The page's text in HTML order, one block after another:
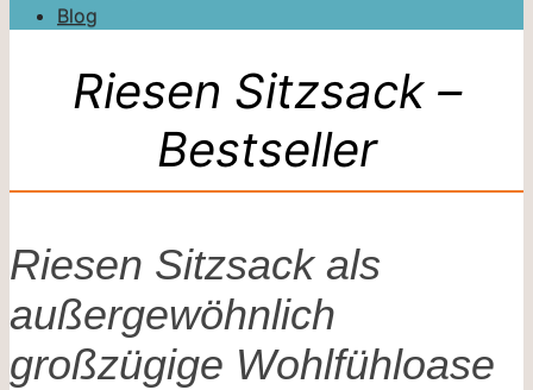
Blog
Riesen Sitzsack –
Bestseller
Riesen Sitzsack als
außergewöhnlich
großzügige Wohlfühloase